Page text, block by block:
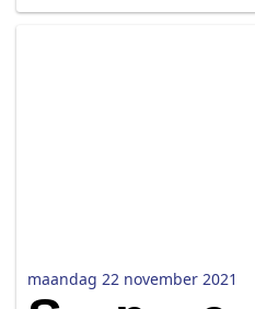
maandag 22 november 2021